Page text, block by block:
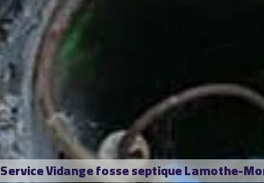
Service Vidange fosse septique Lamothe-